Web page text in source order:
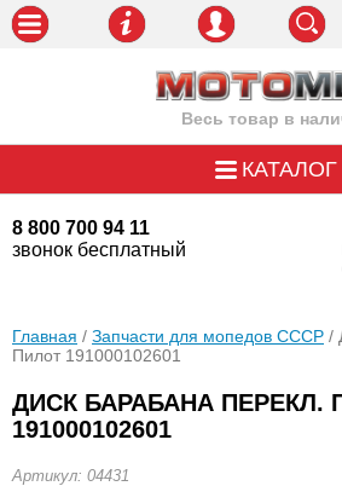
Весь товар в
8 800 700 94 11
звонок бесплатный
КАТАЛОГ
Главная / Запчасти для мопедов СССР /
Пилот 191000102601
ДИСК БАРАБАНА ПЕРЕКЛ.
191000102601
Артикул: 04431